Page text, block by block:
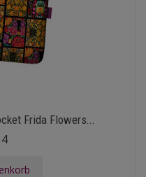
Frida Flowers...